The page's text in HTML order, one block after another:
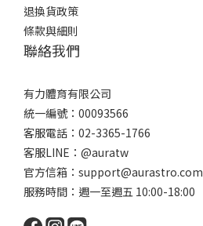
退換貨政策
條款與細則
聯絡我們
有力體育有限公司
統一編號：00093566
客服電話：02-3365-1766
客服LINE：@auratw
官方信箱：support@aurastro.com
服務時間：週一至週五 10:00-18:00